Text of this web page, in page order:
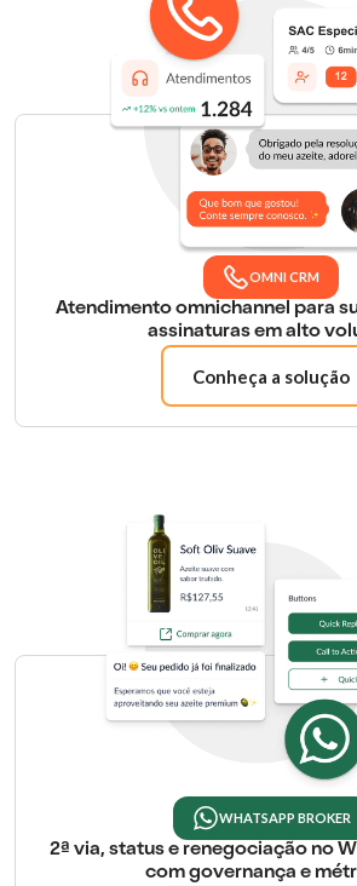
OMNI CRM
Atendimento omnichannel para
assinaturas em alto
Conheça a solução
WHATSAPP BROKER
2ª via, status e renegociação no
com governança e